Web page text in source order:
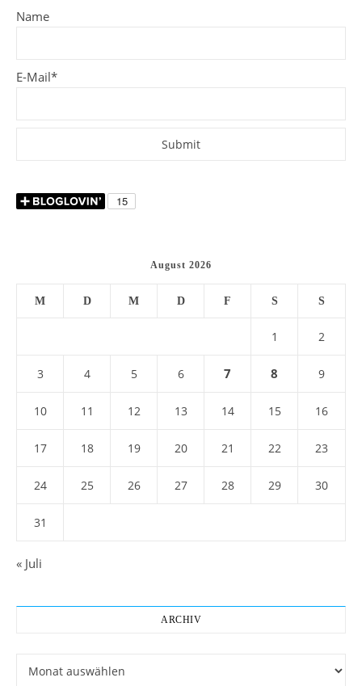
Name
E-Mail*
August 2026
M D M D F S S
1 2
3 4 5 6 7 8 9
10 11 12 13 14 15 16
17 18 19 20 21 22 23
24 25 26 27 28 29 30
31
« Juli
ARCHIV